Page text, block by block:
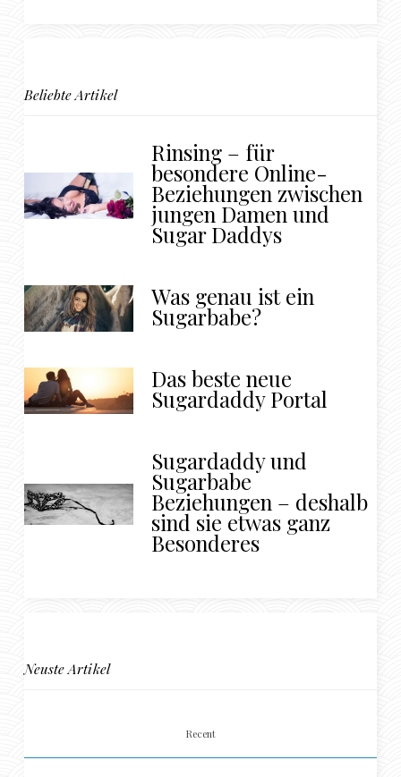
Beliebte Artikel
Rinsing – für
besondere Online-
Beziehungen zwischen
jungen Damen und
Sugar Daddys
Was genau ist ein
Sugarbabe?
Das beste neue
Sugardaddy Portal
Sugardaddy und
Sugarbabe
Beziehungen – deshalb
sind sie etwas ganz
Besonderes
Neuste Artikel
Recent